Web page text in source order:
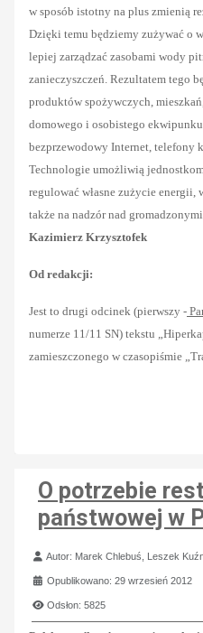
w sposób istotny na plus zmienią
Dzięki temu będziemy zużywać o
lepiej zarządzać zasobami wody
zanieczyszczeń. Rezultatem tego
produktów spożywczych,
domowego i osobistego
bezprzewodowy Internet, telefony
Technologie umożliwią
regulować własne zużycie energii,
także na nadzór nad gromadzonymi
Kazimierz Krzysztofek
Od redakcji:
Jest to drugi odcinek (pierwszy -
numerze 11/11 SN) tekstu
zamieszczonego w czasopiśmie
O potrzebie
państwowej w
Szczegóły
Autor: Marek Chlebuś, Leszek
Opublikowano: 29 wrzesień 2012
Odsłon: 5825